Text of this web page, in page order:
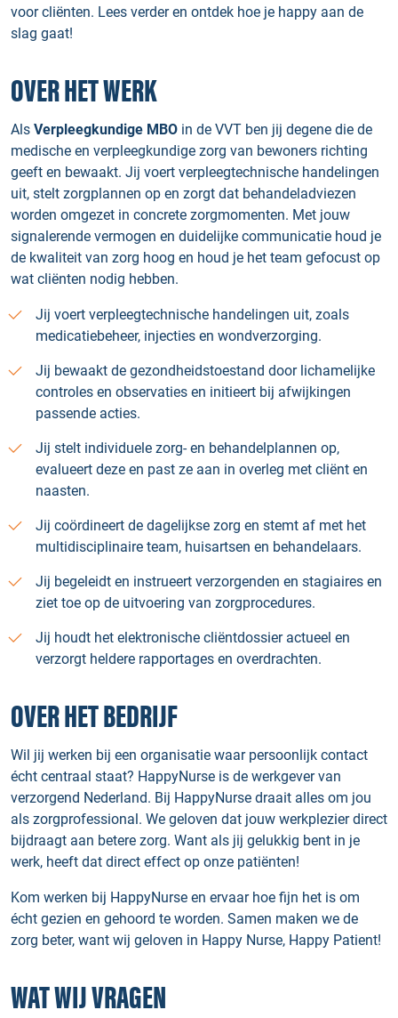
voor cliënten. Lees verder en ontdek hoe je happy aan de
slag gaat!
OVER HET WERK
Als Verpleegkundige MBO in de VVT ben jij degene die de
medische en verpleegkundige zorg van bewoners richting
geeft en bewaakt. Jij voert verpleegtechnische handelingen
uit, stelt zorgplannen op en zorgt dat behandeladviezen
worden omgezet in concrete zorgmomenten. Met jouw
signalerende vermogen en duidelijke communicatie houd je
de kwaliteit van zorg hoog en houd je het team gefocust op
wat cliënten nodig hebben.
Jij voert verpleegtechnische handelingen uit, zoals
medicatiebeheer, injecties en wondverzorging.
Jij bewaakt de gezondheidstoestand door lichamelijke
controles en observaties en initieert bij afwijkingen
passende acties.
Jij stelt individuele zorg- en behandelplannen op,
evalueert deze en past ze aan in overleg met cliënt en
naasten.
Jij coördineert de dagelijkse zorg en stemt af met het
multidisciplinaire team, huisartsen en behandelaars.
Jij begeleidt en instrueert verzorgenden en stagiaires en
ziet toe op de uitvoering van zorgprocedures.
Jij houdt het elektronische cliëntdossier actueel en
verzorgt heldere rapportages en overdrachten.
OVER HET BEDRIJF
Wil jij werken bij een organisatie waar persoonlijk contact
écht centraal staat? HappyNurse is de werkgever van
verzorgend Nederland. Bij HappyNurse draait alles om jou
als zorgprofessional. We geloven dat jouw werkplezier direct
bijdraagt aan betere zorg. Want als jij gelukkig bent in je
werk, heeft dat direct effect op onze patiënten!
Kom werken bij HappyNurse en ervaar hoe fijn het is om
écht gezien en gehoord te worden. Samen maken we de
zorg beter, want wij geloven in Happy Nurse, Happy Patient!
WAT WIJ VRAGEN